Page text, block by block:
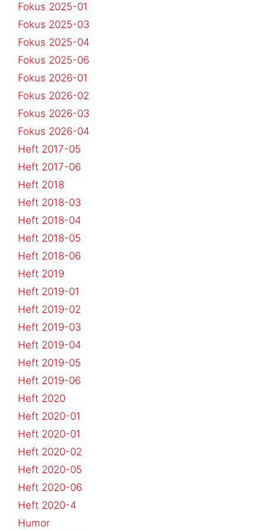
Fokus 2025-01
Fokus 2025-03
Fokus 2025-04
Fokus 2025-06
Fokus 2026-01
Fokus 2026-02
Fokus 2026-03
Fokus 2026-04
Heft 2017-05
Heft 2017-06
Heft 2018
Heft 2018-03
Heft 2018-04
Heft 2018-05
Heft 2018-06
Heft 2019
Heft 2019-01
Heft 2019-02
Heft 2019-03
Heft 2019-04
Heft 2019-05
Heft 2019-06
Heft 2020
Heft 2020-01
Heft 2020-01
Heft 2020-02
Heft 2020-05
Heft 2020-06
Heft 2020-4
Humor